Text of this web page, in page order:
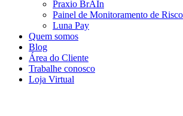
Praxio BrAIn
Painel de Monitoramento de
Luna Pay
Quem somos
Blog
Área do Cliente
Trabalhe conosco
Loja Virtual